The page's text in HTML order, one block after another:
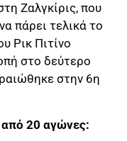
Ζαλγκίρις, που
πάρει τελικά το
Ρικ Πιτίνο
στο δεύτερο
στην 6η
από 20 αγώνες: